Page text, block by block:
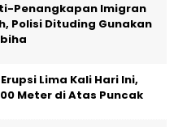
Penangkapan Imigran
Polisi Dituding Gunakan
Lima Kali Hari Ini,
Meter di Atas Puncak